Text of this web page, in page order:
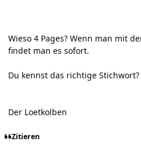
Wieso 4 Pages? Wenn man mit
findet man es sofort.
Du kennst das richtige Stichwort?
Der Loetkolben
Zitieren